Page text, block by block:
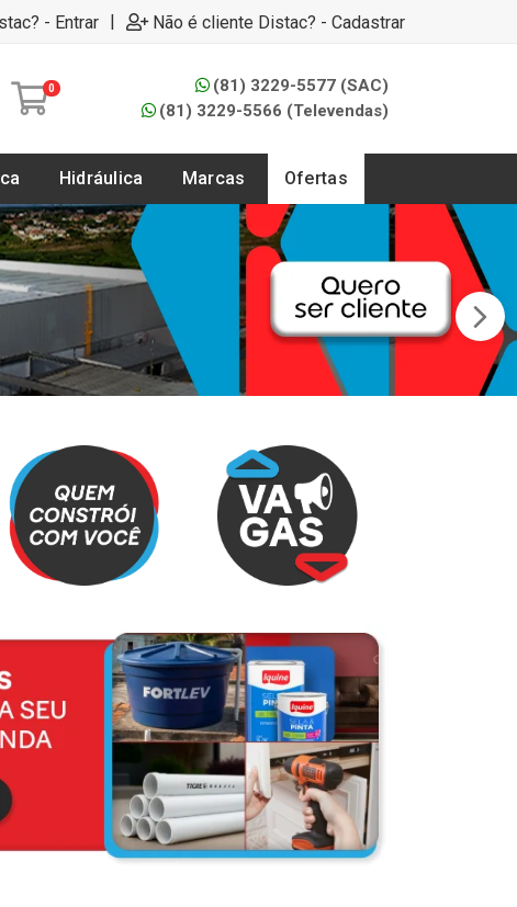
- Entrar | Não é cliente Distac? - Cadastrar
0
(81) 3229-5577 (SAC)
(81) 3229-5566 (Televendas)
Hidráulica Marcas Ofertas